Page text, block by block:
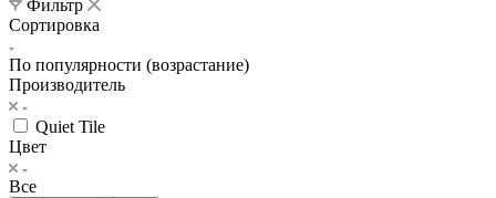
Фильтр
Сортировка
По популярности (возрастание)
Производитель
Quiet Tile
Цвет
Все